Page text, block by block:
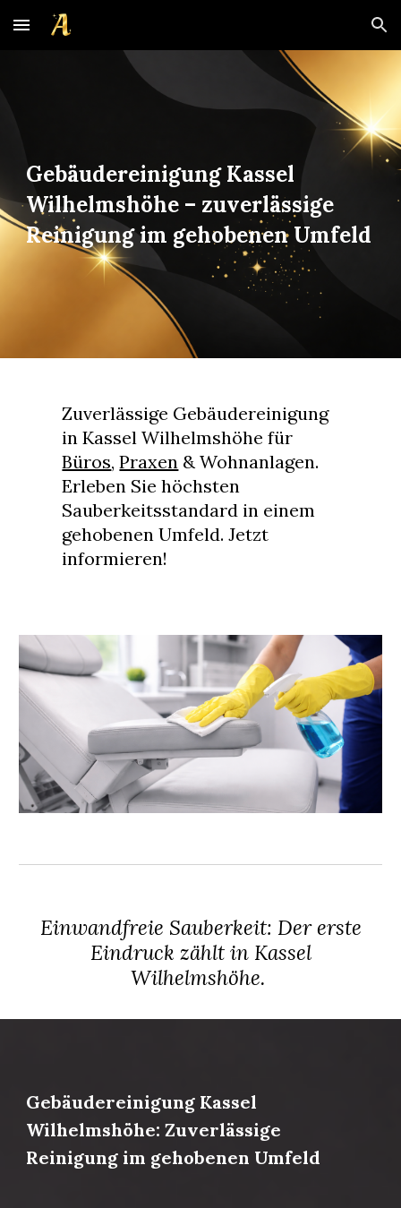
Skip to main content Skip to navigation
Gebäudereinigung Kassel
Wilhelmshöhe – zuverlässige
Reinigung im gehobenen Umfeld
Zuverlässige Gebäudereinigung
in Kassel Wilhelmshöhe für
Büros,Praxen & Wohnanlagen.
Erleben Sie höchsten
Sauberkeitsstandard in einem
gehobenen Umfeld. Jetzt
informieren!
Einwandfreie Sauberkeit: Der erste
Eindruck zählt in Kassel
Wilhelmshöhe.
Gebäudereinigung Kassel
Wilhelmshöhe: Zuverlässige
Reinigung im gehobenen Umfeld